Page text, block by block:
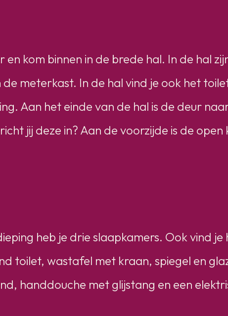
kom binnen in de brede hal. In de hal
meterkast. In de hal vind je ook het
Aan het einde van de hal is de deur
jij deze in? Aan de voorzijde is de open
heb je drie slaapkamers. Ook vind
toilet, wastafel met kraan, spiegel en
handdouche met glijstang en een